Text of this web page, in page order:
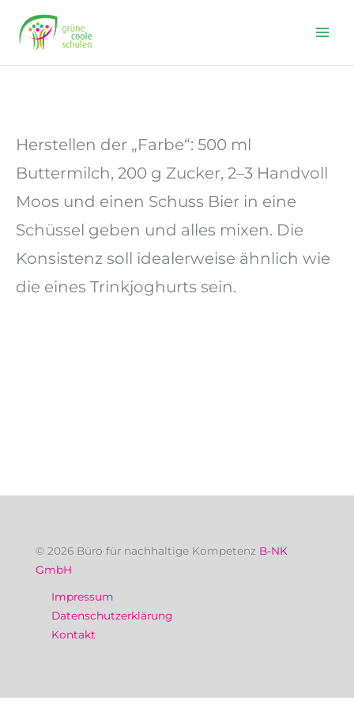
content
Herstellen der „Farbe“: 500 ml
Buttermilch, 200 g Zucker, 2–3 Handvoll
Moos und einen Schuss Bier in eine
Schüssel geben und alles mixen. Die
Konsistenz soll idealerweise ähnlich wie
die eines Trinkjoghurts sein.
© 2026 Büro für nachhaltige Kompetenz B-NK
GmbH
Impressum
Datenschutzerklärung
Kontakt